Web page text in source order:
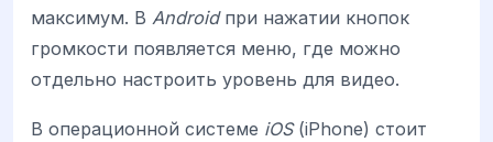
максимум. В Androidпри нажатии кнопок
громкости появляется меню, где можно
отдельно настроить уровень для видео.
В операционной системе iOS(iPhone) стоит